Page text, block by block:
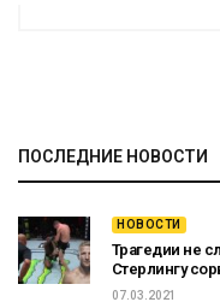
ПОСЛЕДНИЕ НОВОСТИ
НОВОСТИ
Трагедии не
Стерлингу
07.03.2021